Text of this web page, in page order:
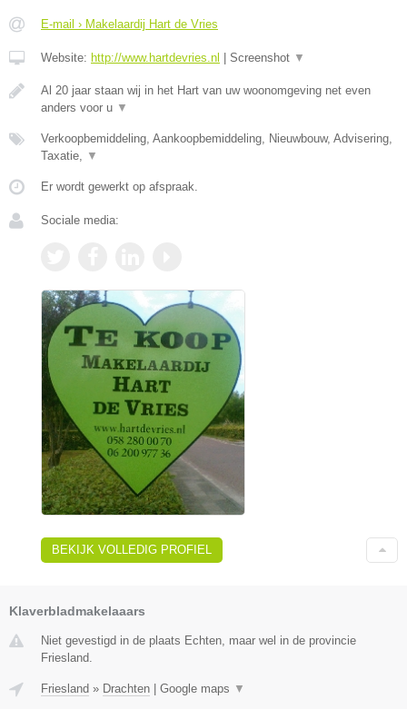
E-mail › Makelaardij Hart de Vries
Website: http://www.hartdevries.nl | Screenshot ▼
Al 20 jaar staan wij in het Hart van uw woonomgeving net even
anders voor u ▼
Verkoopbemiddeling, Aankoopbemiddeling, Nieuwbouw, Advisering,
Taxatie,
▼
Er wordt gewerkt op afspraak.
Sociale media:
BEKIJK VOLLEDIG PROFIEL
Klaverbladmakelaaars
Niet gevestigd in de plaats Echten, maar wel in de provincie
Friesland.
Friesland » Drachten Google maps ▼